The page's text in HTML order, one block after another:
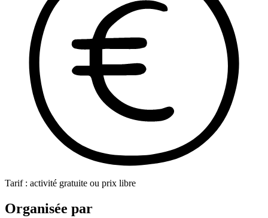
Tarif : activité gratuite ou prix libre
Organisée par